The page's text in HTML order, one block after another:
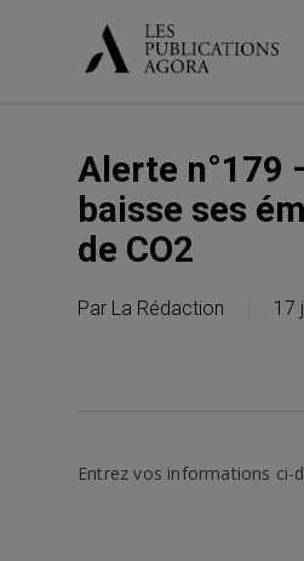
Alerte n°179
baisse ses
de CO2
Par La Rédaction 17
Entrez vos informations ci-